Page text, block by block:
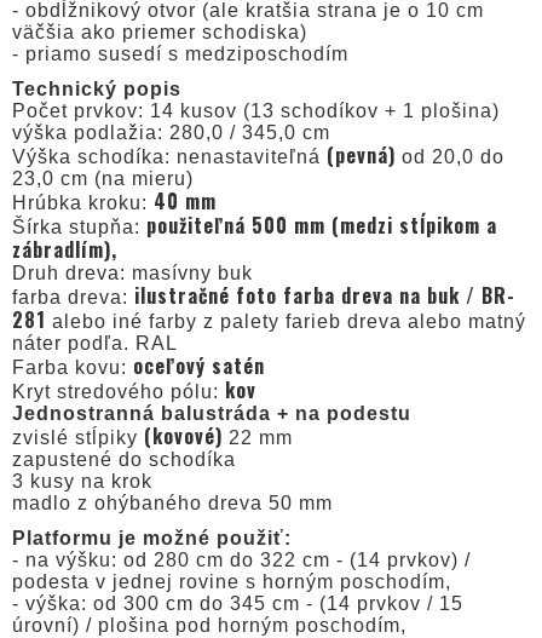
- obdĺžnikový otvor (ale kratšia strana je o 10 cm
väčšia ako priemer schodiska)
- priamo susedí s medziposchodím
Technický popis
Počet prvkov: 14 kusov (13 schodíkov + 1 plošina)
výška podlažia: 280,0 / 345,0 cm
Výška schodíka: nenastaviteľná (pevná) od 20,0 do
23,0 cm (na mieru)
Hrúbka kroku: 40 mm
Šírka stupňa: použiteľná 500 mm (medzi stĺpikom a
zábradlím),
Druh dreva: masívny buk
farba dreva: ilustračné foto farba dreva na buk / BR-
281 alebo iné farby z palety farieb dreva alebo matný
náter podľa. RAL
Farba kovu: oceľový satén
Kryt stredového pólu: kov
Jednostranná balustráda + na podestu
zvislé stĺpiky (kovové) 22 mm
zapustené do schodíka
3 kusy na krok
madlo z ohýbaného dreva 50 mm
Platformu je možné použiť:
- na výšku: od 280 cm do 322 cm - (14 prvkov) /
podesta v jednej rovine s horným poschodím,
- výška: od 300 cm do 345 cm - (14 prvkov / 15
úrovní) / plošina pod horným poschodím,